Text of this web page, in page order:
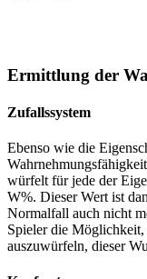
Ermittlung der
Zufallssystem
Ebenso wie die
würfelt für jede der
W%. Dieser Wert ist
Normalfall auch nicht
Spieler die Möglichkeit,
auszuwürfeln, dieser